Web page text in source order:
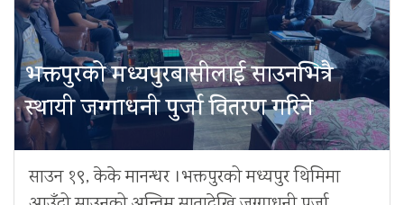
भक्तपुरको मध्यपुरबासीलाई साउनभित्रै
स्थायी जग्गाधनी पुर्जा वितरण गरिने
साउन १९, केके मानन्धर ।भक्तपुरको मध्यपुर थिमिमा